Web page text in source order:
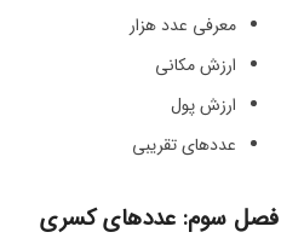
معرفی عدد هزار
ارزش مکانی
ارزش پول
عددهای تقریبی
فصل سوم: عددهای کسری